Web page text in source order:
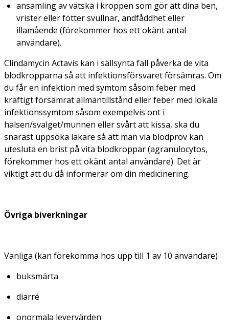
ansamling av vätska i kroppen som gör att dina ben,
vrister eller fötter svullnar, andfåddhet eller
illamående (förekommer hos ett okänt antal
användare).
Clindamycin Actavis kan i sällsynta fall påverka de vita
blodkropparna så att infektionsförsvaret försämras. Om
du får en infektion med symtom såsom feber med
kraftigt försämrat allmäntillstånd eller feber med lokala
infektionssymtom såsom exempelvis ont i
halsen/svalget/munnen eller svårt att kissa, ska du
snarast uppsöka läkare så att man via blodprov kan
utesluta en brist på vita blodkroppar (agranulocytos,
förekommer hos ett okänt antal användare). Det är
viktigt att du då informerar om din medicinering.
Övriga biverkningar
Vanliga (kan förekomma hos upp till 1 av 10 användare)
buksmärta
diarré
onormala levervärden